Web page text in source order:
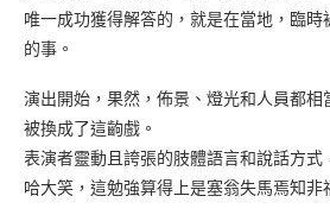
唯一成功獲得解答的，就是在當地，臨時
的事。
演出開始，果然，佈景、燈光和人員都
被換成了這齣戲。
表演者靈動且誇張的肢體語言和說話方
哈大笑，這勉強算得上是塞翁失馬焉知非